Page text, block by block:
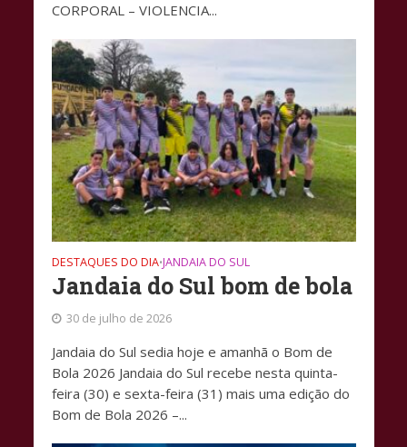
CORPORAL – VIOLENCIA...
DESTAQUES DO DIA•JANDAIA DO SUL
Jandaia do Sul bom de bola
30 de julho de 2026
Jandaia do Sul sedia hoje e amanhã o Bom de
Bola 2026 Jandaia do Sul recebe nesta quinta-
feira (30) e sexta-feira (31) mais uma edição do
Bom de Bola 2026 –...